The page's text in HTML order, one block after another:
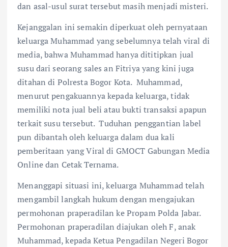
dan asal-usul surat tersebut masih menjadi misteri.
Kejanggalan ini semakin diperkuat oleh pernyataan
keluarga Muhammad yang sebelumnya telah viral di
media, bahwa Muhammad hanya dititipkan jual
susu dari seorang sales an Fitriya yang kini juga
ditahan di Polresta Bogor Kota. Muhammad,
menurut pengakuannya kepada keluarga, tidak
memiliki nota jual beli atau bukti transaksi apapun
terkait susu tersebut. Tuduhan penggantian label
pun dibantah oleh keluarga dalam dua kali
pemberitaan yang Viral di GMOCT Gabungan Media
Online dan Cetak Ternama.
Menanggapi situasi ini, keluarga Muhammad telah
mengambil langkah hukum dengan mengajukan
permohonan praperadilan ke Propam Polda Jabar.
Permohonan praperadilan diajukan oleh F, anak
Muhammad, kepada Ketua Pengadilan Negeri Bogor